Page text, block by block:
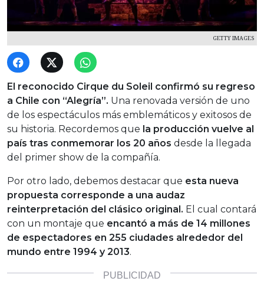
GETTY IMAGES
El reconocido Cirque du Soleil confirmó su regreso
a Chile con “Alegría”. Una renovada versión de uno
de los espectáculos más emblemáticos y exitosos de
su historia. Recordemos que la producción vuelve al
país tras conmemorar los 20 años desde la llegada
del primer show de la compañía.
Por otro lado, debemos destacar que esta nueva
propuesta corresponde a una audaz
reinterpretación del clásico original. El cual contará
con un montaje que encantó a más de 14 millones
de espectadores en 255 ciudades alrededor del
mundo entre 1994 y 2013.